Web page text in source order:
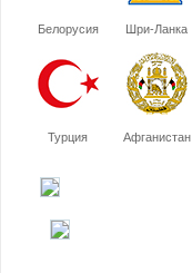
Белорусия Шри-Ланка
Турция Афганистан